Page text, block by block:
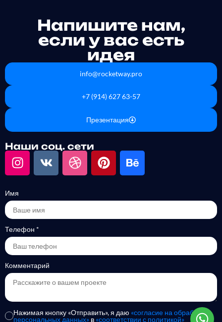
Напишите нам,
если у вас есть
идея
info@rocketway.pro
+7 (914) 627 63-57
Презентация
Наши соц. сети
Имя
Телефон *
Комментарий
Нажимая кнопку «Отправить», я даю «согласие на обработку
персональных данных»в «соответствии с политикой»